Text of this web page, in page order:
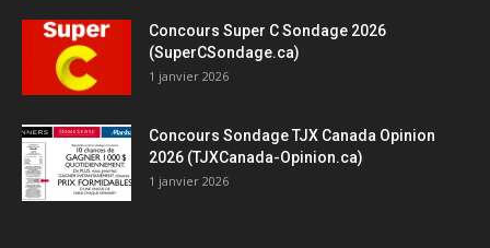
Concours Super C Sondage 2026
(SuperCSondage.ca)
1 janvier 2026
Concours Sondage TJX Canada Opinion
2026 (TJXCanada-Opinion.ca)
1 janvier 2026